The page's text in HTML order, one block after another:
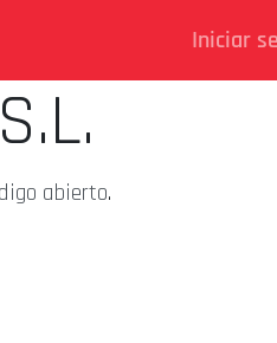
Iniciar
abierto.